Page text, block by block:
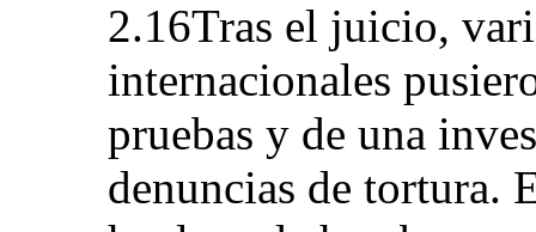
2.16Tras el juicio,
internacionales
pruebas y de una
denuncias de tortura.